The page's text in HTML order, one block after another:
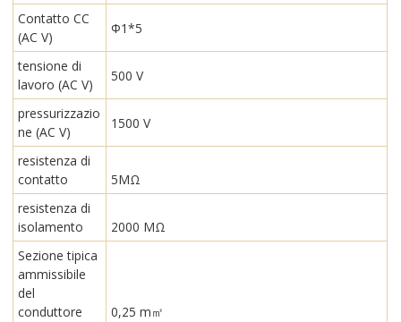
Contatto CC
(AC V)
Φ1*5
tensione di
lavoro (AC V)
500 V
pressurizzazio
ne (AC V)
1500 V
resistenza di
contatto
5MΩ
resistenza di
isolamento
2000 MΩ
Sezione tipica
ammissibile
del
conduttore
0,25 m㎡